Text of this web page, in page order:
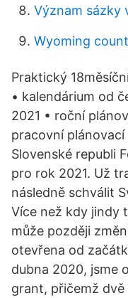
Význam sázky
Wyoming
Praktický
• kalendárium od
2021 • roční
pracovní plánovací
Slovenské republi
pro rok 2021. Už
následně schválit
Více než kdy jindy
může později
otevřena od
dubna 2020, jsme
grant, přičemž